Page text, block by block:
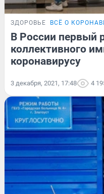
ЗДОРОВЬЕ ВСЁ О
В России первый
коллективного
коронавирусу
3 декабря, 2021, 17:48 4